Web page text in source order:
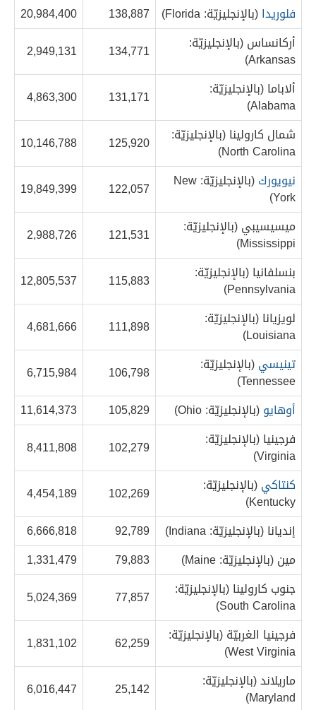
فلوريدا(بالإنجليزيّة: Florida) 138,887
20,984,400
أركانساس (بالإنجليزيّة:
Arkansas)
134,771
2,949,131
ألاباما (بالإنجليزيّة:
Alabama)
131,171
4,863,300
شمال كارولينا (بالإنجليزيّة:
North Carolina)
125,920
10,146,788
نيويورك
(بالإنجليزيّة: New
York)
122,057
19,849,399
ميسيسيبي (بالإنجليزيّة:
Mississippi)
121,531
2,988,726
بنسلفانيا (بالإنجليزيّة:
Pennsylvania)
115,883
12,805,537
لويزيانا (بالإنجليزيّة:
Louisiana)
111,898
4,681,666
تينيسي(بالإنجليزيّة:
Tennessee)
106,798
6,715,984
أوهايو(بالإنجليزيّة: Ohio) 105,829
11,614,373
فرجينيا (بالإنجليزيّة:
Virginia)
102,279
8,411,808
كنتاكي(بالإنجليزيّة:
Kentucky)
102,269
4,454,189
إنديانا (بالإنجليزيّة: Indiana)
92,789
6,666,818
مين (بالإنجليزيّة: Maine)
79,883
1,331,479
جنوب كارولينا (بالإنجليزيّة:
South Carolina)
77,857
5,024,369
فرجينيا الغربيّة (بالإنجليزيّة:
West Virginia)
62,259
1,831,102
ماريلاند (بالإنجليزيّة:
Maryland)
25,142
6,016,447